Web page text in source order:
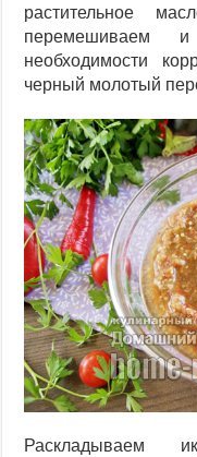
растительное
перемешиваем
необходимости
черный молотый
Раскладываем